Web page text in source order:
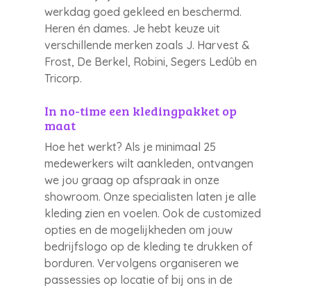
werkdag goed gekleed en beschermd.
Heren én dames. Je hebt keuze uit
verschillende merken zoals J. Harvest &
Frost, De Berkel, Robini, Segers Ledûb en
Tricorp.
In no-time een kledingpakket op
maat
Hoe het werkt? Als je minimaal 25
medewerkers wilt aankleden, ontvangen
we jou graag op afspraak in onze
showroom. Onze specialisten laten je alle
kleding zien en voelen. Ook de customized
opties en de mogelijkheden om jouw
bedrijfslogo op de kleding te drukken of
borduren. Vervolgens organiseren we
passessies op locatie of bij ons in de